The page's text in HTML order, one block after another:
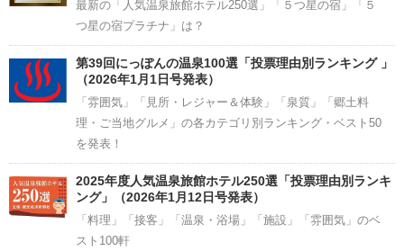
最新の「人気温泉旅館ホテル250選」「５つ星の宿」「５
つ星の宿プラチナ」は？
第39回にっぽんの温泉100選「投票理由別ランキング 」
（2026年1月1日号発表）
「雰囲気」「見所・レジャー＆体験」「泉質」「郷土料
理・ご当地グルメ」の各カテゴリ別ランキング・ベスト50
を発表！
2025年度人気温泉旅館ホテル250選「投票理由別ランキ
ング」（2026年1月12日号発表）
「料理」「接客」「温泉・浴場」「施設」「雰囲気」のベ
スト100軒